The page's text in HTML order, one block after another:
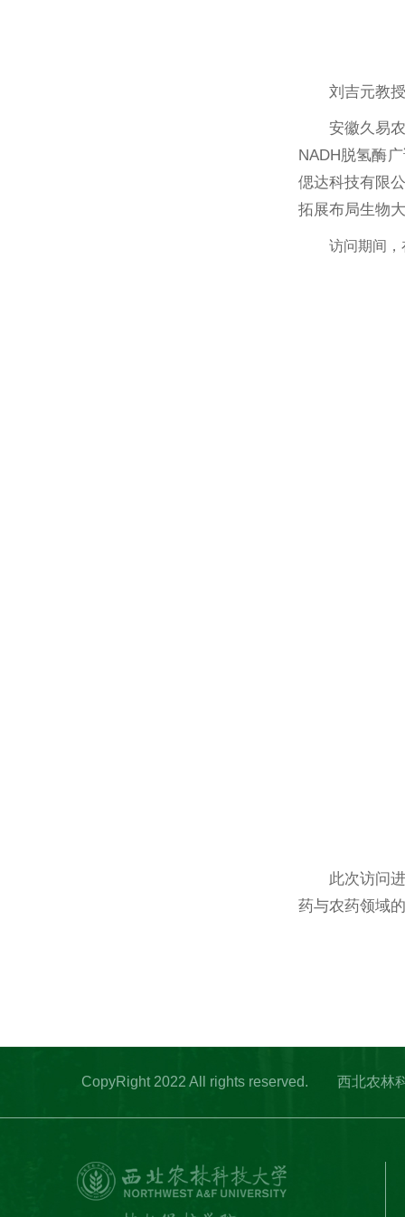
刘吉元教
安徽久易
NADH脱氢酶
偲达科技有限
拓展布局生物
访问期间
此次访问
药与农药领域
CopyRight 2022 All rights reserved. 西北农